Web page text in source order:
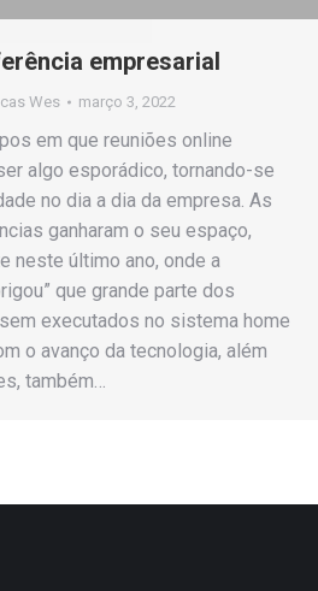
empresarial
Wes março 3, 2022
em que reuniões online
algo esporádico, tornando-se
no dia a dia da empresa. As
ganharam o seu espaço,
neste último ano, onde a
que grande parte dos
executados no sistema home
o avanço da tecnologia, além
também…